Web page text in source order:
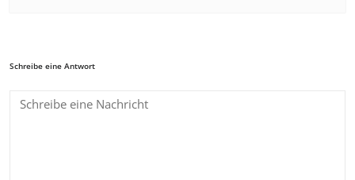
Schreibe eine Antwort